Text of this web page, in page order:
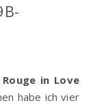
Rouge in Love
habe ich vier